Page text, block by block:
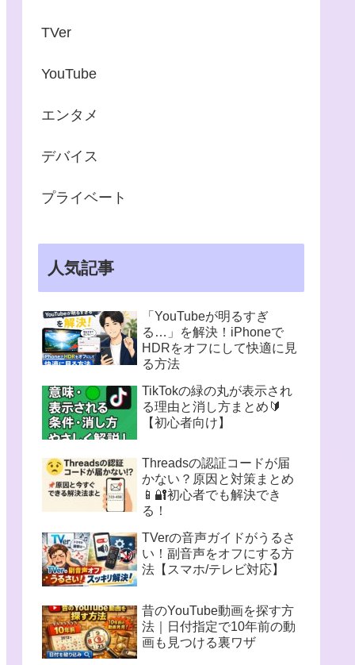
TVer
YouTube
エンタメ
デバイス
プライベート
人気記事
「YouTubeが明るすぎ
る…」を解決！iPhoneで
HDRをオフにして快適に見
る方法
TikTokの緑の丸が表示され
る理由と消し方まとめ🔰
【初心者向け】
Threadsの認証コードが届
かない？原因と対策まとめ
📱🔐初心者でも解決でき
る！
TVerの音声ガイドがうるさ
い！副音声をオフにする方
法【スマホ/テレビ対応】
昔のYouTube動画を探す方
法｜日付指定で10年前の動
画も見つける裏ワザ